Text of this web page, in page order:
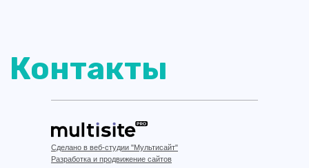
Сделано в веб-студии "Мультисайт"
Разработка и продвижение сайтов